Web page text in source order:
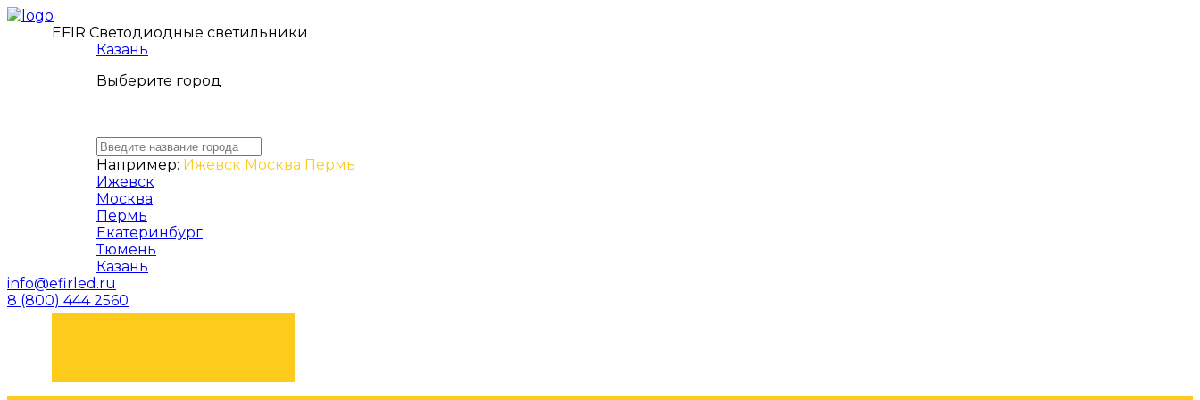
EFIR Светодиодные светильники
Казань
Выберите город
Например: Ижевск Москва Пермь
Ижевск
Москва
Пермь
Екатеринбург
Тюмень
Казань
info@efirled.ru
8 (800) 444 2560